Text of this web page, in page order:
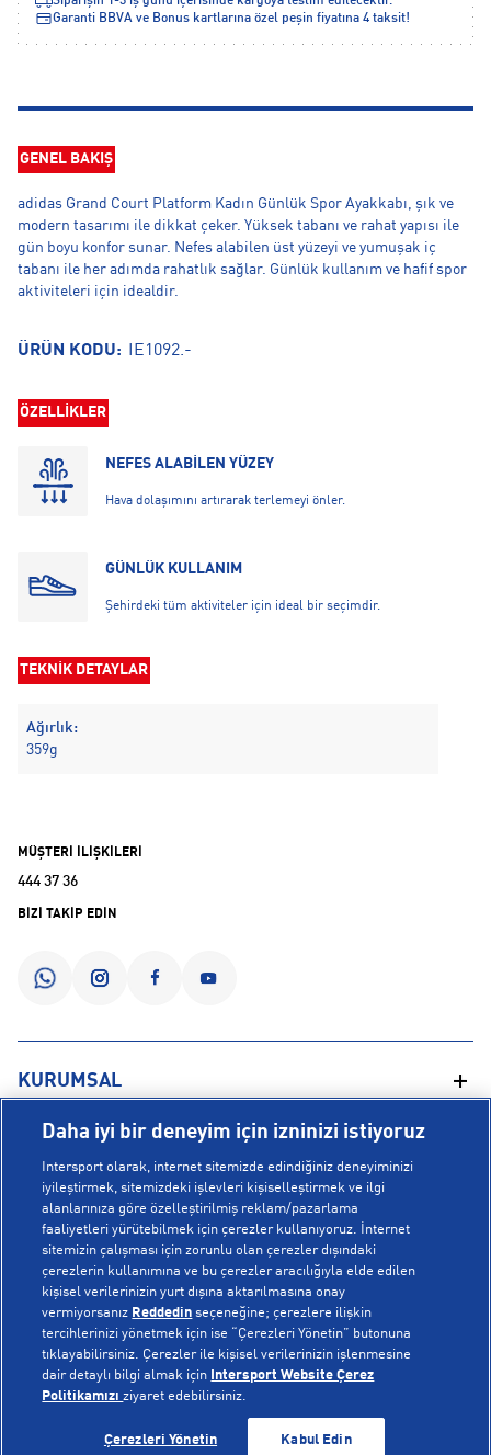
GELİNCE HABER VER
Garanti BBVA ve Bonus kartlarına özel peşin fiyatına 4 taksit!
GENEL BAKIŞ
adidas Grand Court Platform Kadın Günlük Spor Ayakkabı, şık ve
modern tasarımı ile dikkat çeker. Yüksek tabanı ve rahat yapısı ile
gün boyu konfor sunar. Nefes alabilen üst yüzeyi ve yumuşak iç
tabanı ile her adımda rahatlık sağlar. Günlük kullanım ve hafif spor
aktiviteleri için idealdir.
ÜRÜN KODU: IE1092.-
ÖZELLİKLER
NEFES ALABİLEN YÜZEY
Hava dolaşımını artırarak terlemeyi önler.
GÜNLÜK KULLANIM
Şehirdeki tüm aktiviteler için ideal bir seçimdir.
TEKNİK DETAYLAR
Ağırlık:
359g
GELİNCE HABER VER
MÜŞTERİ İLİŞKİLERİ
444 37 36
BİZİ TAKİP EDİN
KURUMSAL
Hakkımızda
Mağazalarımız
Bilgi Toplumu Hizmetleri
Gizlilik Politikası
İşlem Rehberi
Kampanyalar
Çerez Politikası
YARDIM
Sipariş Takibi
İptal & İade
Sıkça Sorulan Sorular
Yetkili Servis Listesi
Bize Ulaşın
POPÜLER KOLEKSİYONLAR
Voleybol Milli Takım Formaları
New Balance 408
Nike Initiator
© Copyright INTERSPORT 2026
Üyelik SözleşmesiGizlilikÇerezler
Daha iyi bir deneyim için izninizi istiyoruz
Intersport olarak, internet sitemizde edindiğiniz deneyiminizi
iyileştirmek, sitemizdeki işlevleri kişiselleştirmek ve ilgi
alanlarınıza göre özelleştirilmiş reklam/pazarlama
faaliyetleri yürütebilmek için çerezler kullanıyoruz. İnternet
sitemizin çalışması için zorunlu olan çerezler dışındaki
çerezlerin kullanımına ve bu çerezler aracılığıyla elde edilen
kişisel verilerinizin yurt dışına aktarılmasına onay
vermiyorsanız Reddedin seçeneğine; çerezlere ilişkin
tercihlerinizi yönetmek için ise “Çerezleri Yönetin” butonuna
tıklayabilirsiniz. Çerezler ile kişisel verilerinizin işlenmesine
dair detaylı bilgi almak için
Intersport Website Çerez
Politikamızıziyaret edebilirsiniz.
Çerezleri Yönetin Kabul Edin